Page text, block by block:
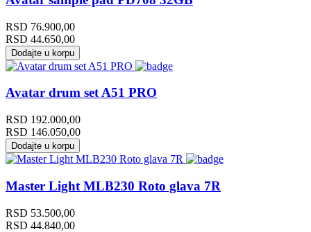
RSD 76.900,00
RSD 44.650,00
Dodajte u korpu
Avatar drum set A51 PRO
RSD 192.000,00
RSD 146.050,00
Dodajte u korpu
Master Light MLB230 Roto glava 7R
RSD 53.500,00
RSD 44.840,00